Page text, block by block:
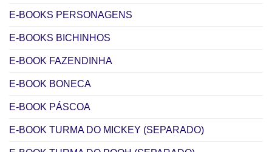
E-BOOKS PERSONAGENS
E-BOOKS BICHINHOS
E-BOOK FAZENDINHA
E-BOOK BONECA
E-BOOK PÁSCOA
E-BOOK TURMA DO MICKEY (SEPARADO)